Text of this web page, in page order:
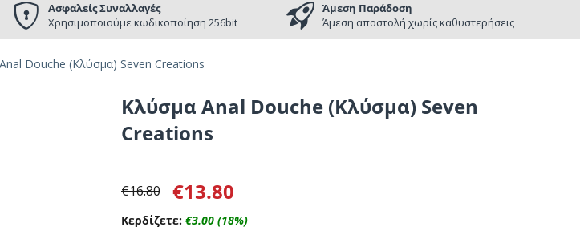
Ασφαλείς Συναλλαγές
Χρησιμοποιούμε κωδικοποίηση 256bit
Άμεση Παράδοση
Άμεση αποστολή χωρίς καθυστερήσεις
Douche (Κλύσμα) Seven Creations
Κλύσμα Anal Douche (Κλύσμα) Seven
Creations
€16.80 €13.80
Κερδίζετε: €3.00 (18%)